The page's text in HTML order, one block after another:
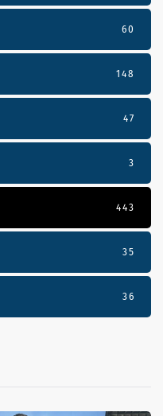
60
148
47
3
443
35
36